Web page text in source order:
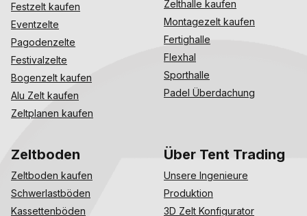
Festzelt kaufen
Eventzelte
Pagodenzelte
Festivalzelte
Bogenzelt kaufen
Alu Zelt kaufen
Zeltplanen kaufen
Zelthalle kaufen
Montagezelt kaufen
Fertighalle
Flexhal
Sporthalle
Padel Überdachung
Zeltboden
Zeltboden kaufen
Schwerlastböden
Kassettenböden
Über Tent Trading
Unsere Ingenieure
Produktion
3D Zelt Konfigurator